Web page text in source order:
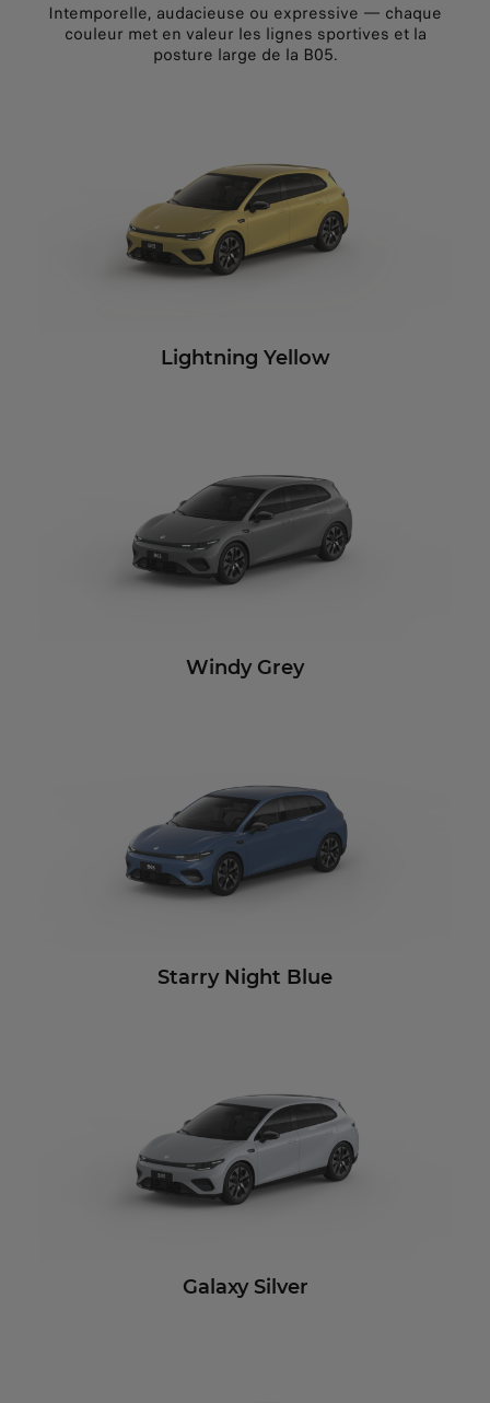
Intemporelle, audacieuse ou expressive — chaque
couleur met en valeur les lignes sportives et la
posture large de la B05.
Lightning Yellow
Windy Grey
Starry Night Blue
Galaxy Silver